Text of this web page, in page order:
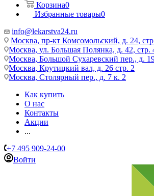
Корзина0
Избранные товары0
info@lekarstva24.ru
Москва, пр-кт Комсомольский, д. 24,
Москва, ул. Большая Полянка, д. 42, стр.
Москва, Большой Сухаревский пер., д.
Москва, Крутицкий вал, д. 26 стр. 2
Москва, Столярный пер., д. 7 к. 2
Как купить
О нас
Контакты
Акции
...
+7 495 909-24-00
Войти